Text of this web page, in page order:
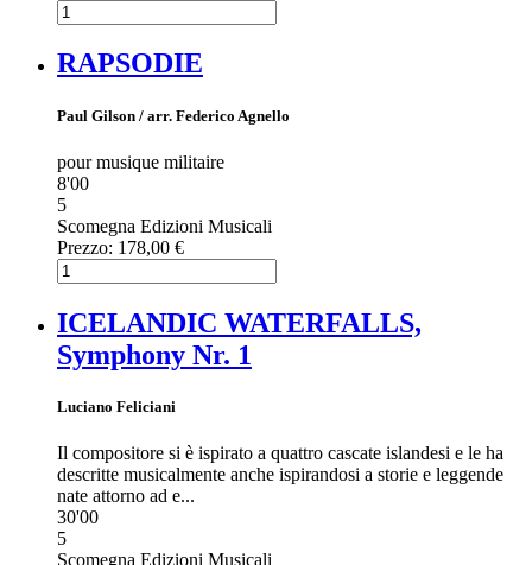
RAPSODIE
Paul Gilson / arr. Federico Agnello
pour musique militaire
8'00
5
Scomegna Edizioni Musicali
Prezzo: 178,00 €
ICELANDIC WATERFALLS,
Symphony Nr. 1
Luciano Feliciani
Il compositore si è ispirato a quattro cascate islandesi e le ha
descritte musicalmente anche ispirandosi a storie e leggende
nate attorno ad e...
30'00
5
Scomegna Edizioni Musicali